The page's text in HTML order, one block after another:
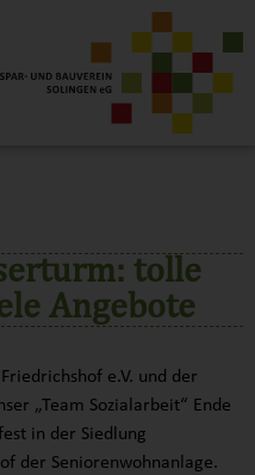
tolle
Angebote
e.V. und der
„Team Sozialarbeit“ Ende
in der Siedlung
der Seniorenwohnanlage.